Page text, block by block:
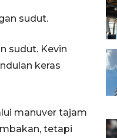
sudut.
sudut. Kevin
keras
manuver tajam
tetapi